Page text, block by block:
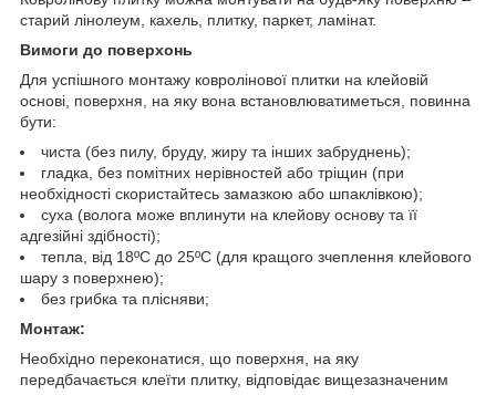
старий лінолеум, кахель, плитку, паркет, ламінат.
Вимоги до поверхонь
Для успішного монтажу ковролінової плитки на клейовій
основі, поверхня, на яку вона встановлюватиметься, повинна
бути:
чиста (без пилу, бруду, жиру та інших забруднень);
гладка, без помітних нерівностей або тріщин (при
необхідності скористайтесь замазкою або шпаклівкою);
суха (волога може вплинути на клейову основу та її
адгезійні здібності);
тепла, від 18ºС до 25ºС (для кращого зчеплення клейового
шару з поверхнею);
без грибка та плісняви;
Монтаж:
Необхідно переконатися, що поверхня, на яку
передбачається клеїти плитку, відповідає вищезазначеним